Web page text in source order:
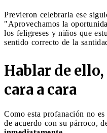
Previeron celebrarla ese
"Aprovechamos la
los feligreses y niños que
sentido correcto de la
Hablar de
cara a cara
Como esta profanación no
de acuerdo con su párroco,